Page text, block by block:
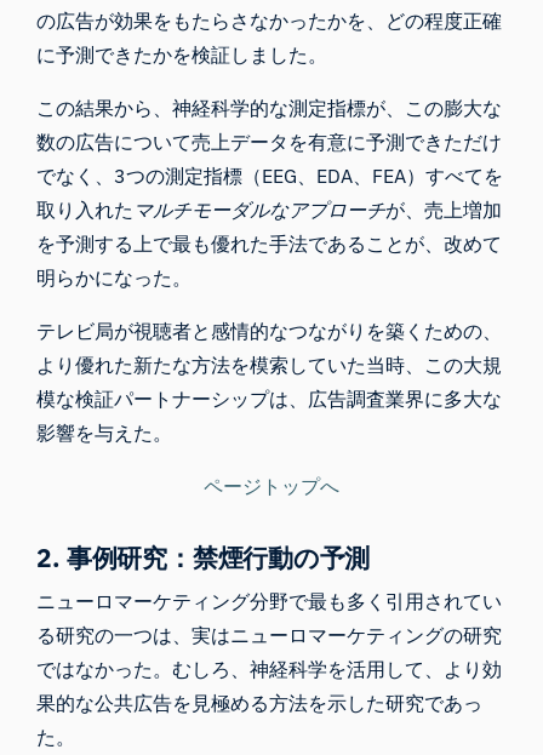
の広告が効果をもたらさなかったかを、どの程度正確
に予測できたかを検証しました。
この結果から、神経科学的な測定指標が、この膨大な
数の広告について売上データを有意に予測できただけ
でなく、3つの測定指標（EEG 、EDA、FEA）すべてを
取り入れた マルチモーダルなアプローチが、売上増加
を予測する上で最も優れた手法であることが、改めて
明らかになった。
テレビ局が視聴者と感情的なつながりを築くための、
より優れた新たな方法を模索していた当時、この大規
模な検証パートナーシップは、広告調査業界に多大な
影響を与えた。
ページトップへ
2. 事例研究：禁煙行動の予測
ニューロマーケティング分野で最も多く引用されてい
る研究の一つは、実はニューロマーケティングの研究
ではなかった。むしろ、神経科学を活用して、より効
果的な公共広告を見極める方法を示した研究であっ
た。